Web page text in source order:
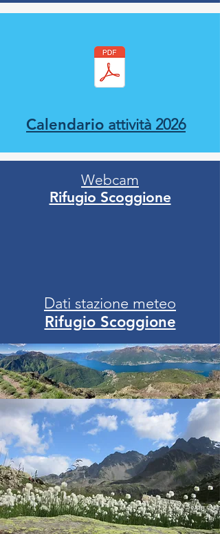
Calendario attività 2026
Webcam
Rifugio Scoggione
Dati stazione meteo
Rifugio Scoggione